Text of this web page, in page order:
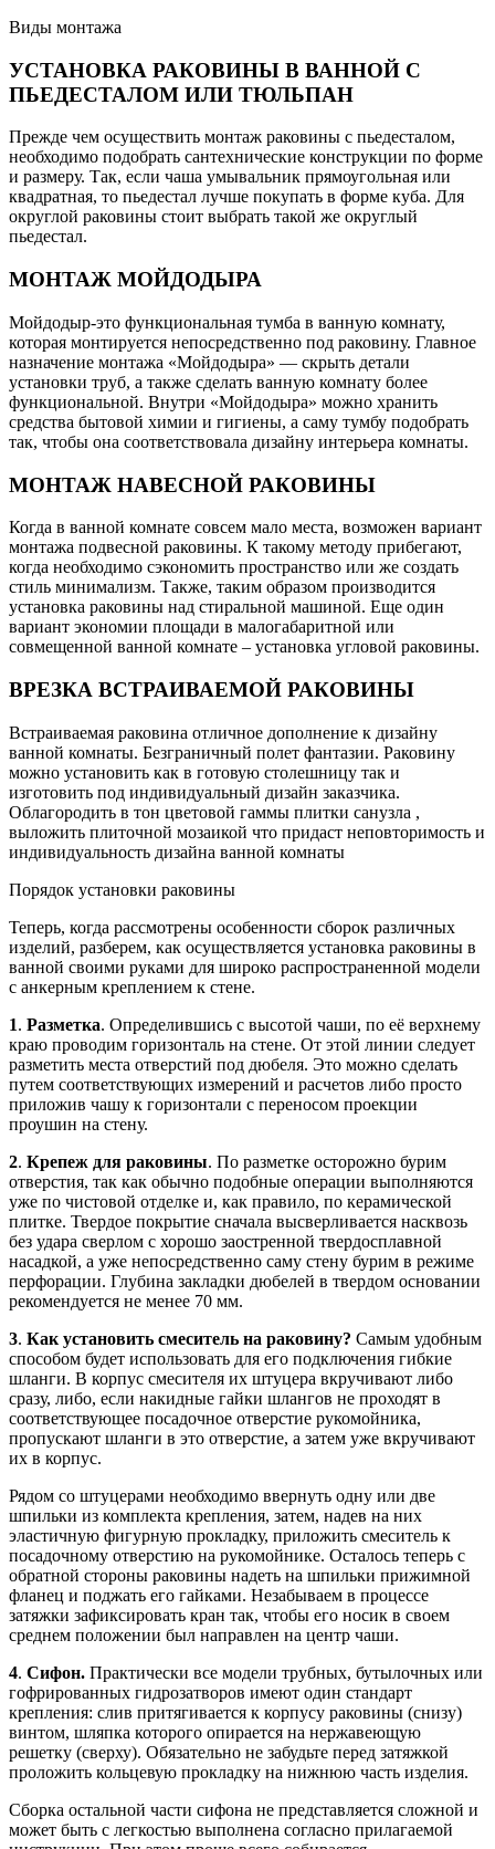
Виды монтажа
УСТАНОВКА РАКОВИНЫ В ВАННОЙ С
ПЬЕДЕСТАЛОМ ИЛИ ТЮЛЬПАН
Прежде чем осуществить монтаж раковины с пьедесталом,
необходимо подобрать сантехнические конструкции по форме
и размеру. Так, если чаша умывальник прямоугольная или
квадратная, то пьедестал лучше покупать в форме куба. Для
округлой раковины стоит выбрать такой же округлый
пьедестал.
МОНТАЖ МОЙДОДЫРА
Мойдодыр-это функциональная тумба в ванную комнату,
которая монтируется непосредственно под раковину. Главное
назначение монтажа «Мойдодыра» — скрыть детали
установки труб, а также сделать ванную комнату более
функциональной. Внутри «Мойдодыра» можно хранить
средства бытовой химии и гигиены, а саму тумбу подобрать
так, чтобы она соответствовала дизайну интерьера комнаты.
МОНТАЖ НАВЕСНОЙ РАКОВИНЫ
Когда в ванной комнате совсем мало места, возможен вариант
монтажа подвесной раковины. К такому методу прибегают,
когда необходимо сэкономить пространство или же создать
стиль минимализм. Также, таким образом производится
установка раковины над стиральной машиной. Еще один
вариант экономии площади в малогабаритной или
совмещенной ванной комнате – установка угловой раковины.
ВРЕЗКА ВСТРАИВАЕМОЙ РАКОВИНЫ
Встраиваемая раковина отличное дополнение к дизайну
ванной комнаты. Безграничный полет фантазии. Раковину
можно установить как в готовую столешницу так и
изготовить под индивидуальный дизайн заказчика.
Облагородить в тон цветовой гаммы плитки санузла ,
выложить плиточной мозаикой что придаст неповторимость и
индивидуальность дизайна ванной комнаты
Порядок установки раковины
Теперь, когда рассмотрены особенности сборок различных
изделий, разберем, как осуществляется установка раковины в
ванной своими руками для широко распространенной модели
с анкерным креплением к стене.
1. Разметка. Определившись с высотой чаши, по её верхнему
краю проводим горизонталь на стене. От этой линии следует
разметить места отверстий под дюбеля. Это можно сделать
путем соответствующих измерений и расчетов либо просто
приложив чашу к горизонтали с переносом проекции
проушин на стену.
2. Крепеж для раковины. По разметке осторожно бурим
отверстия, так как обычно подобные операции выполняются
уже по чистовой отделке и, как правило, по керамической
плитке. Твердое покрытие сначала высверливается насквозь
без удара сверлом с хорошо заостренной твердосплавной
насадкой, а уже непосредственно саму стену бурим в режиме
перфорации. Глубина закладки дюбелей в твердом основании
рекомендуется не менее 70 мм.
3. Как установить смеситель на раковину? Самым удобным
способом будет использовать для его подключения гибкие
шланги. В корпус смесителя их штуцера вкручивают либо
сразу, либо, если накидные гайки шлангов не проходят в
соответствующее посадочное отверстие рукомойника,
пропускают шланги в это отверстие, а затем уже вкручивают
их в корпус.
Рядом со штуцерами необходимо ввернуть одну или две
шпильки из комплекта крепления, затем, надев на них
эластичную фигурную прокладку, приложить смеситель к
посадочному отверстию на рукомойнике. Осталось теперь с
обратной стороны раковины надеть на шпильки прижимной
фланец и поджать его гайками. Незабываем в процессе
затяжки зафиксировать кран так, чтобы его носик в своем
среднем положении был направлен на центр чаши.
4. Сифон. Практически все модели трубных, бутылочных или
гофрированных гидрозатворов имеют один стандарт
крепления: слив притягивается к корпусу раковины (снизу)
винтом, шляпка которого опирается на нержавеющую
решетку (сверху). Обязательно не забудьте перед затяжкой
проложить кольцевую прокладку на нижнюю часть изделия.
Сборка остальной части сифона не представляется сложной и
может быть с легкостью выполнена согласно прилагаемой